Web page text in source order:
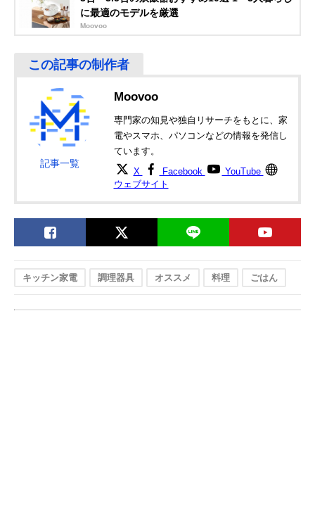
に最適のモデルを厳選
Moovoo
記事一覧
Moovoo
専門家の知見や独自リサーチをもとに、家
電やスマホ、パソコンなどの情報を発信し
ています。
X Facebook
YouTube
ウェブサイト
キッチン家電 調理器具 オススメ 料理 ごはん